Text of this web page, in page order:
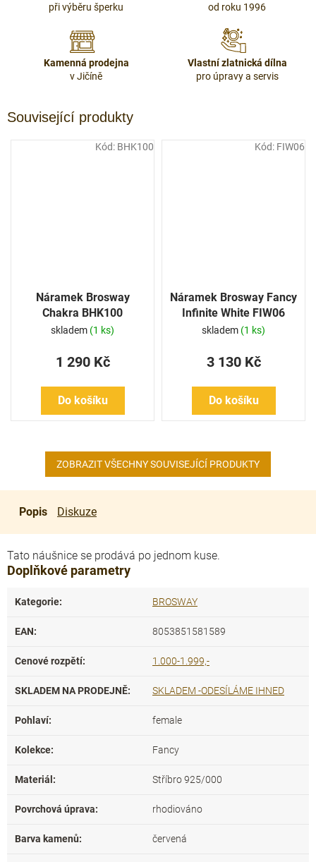
při výběru šperku
od roku 1996
Kamenná prodejna
v Jičíně
Vlastní zlatnická dílna
pro úpravy a servis
Související produkty
Náramek Brosway
Chakra BHK100
skladem (1 ks)
1 290 Kč
Do košíku
Kód: BHK100
Náramek Brosway Fancy
Infinite White FIW06
skladem (1 ks)
3 130 Kč
Do košíku
Kód: FIW06
ZOBRAZIT VŠECHNY SOUVISEJÍCÍ PRODUKTY
Popis Diskuze
Tato náušnice se prodává po jednom kuse.
Doplňkové parametry
Kategorie: BROSWAY
EAN: 8053851581589
Cenové rozpětí: 1.000-1.999,-
SKLADEM NA PRODEJNĚ: SKLADEM -ODESÍLÁME IHNED
Pohlaví: female
Kolekce: Fancy
Materiál : Stříbro 925/000
Povrchová úprava: rhodiováno
Barva kamenů: červená